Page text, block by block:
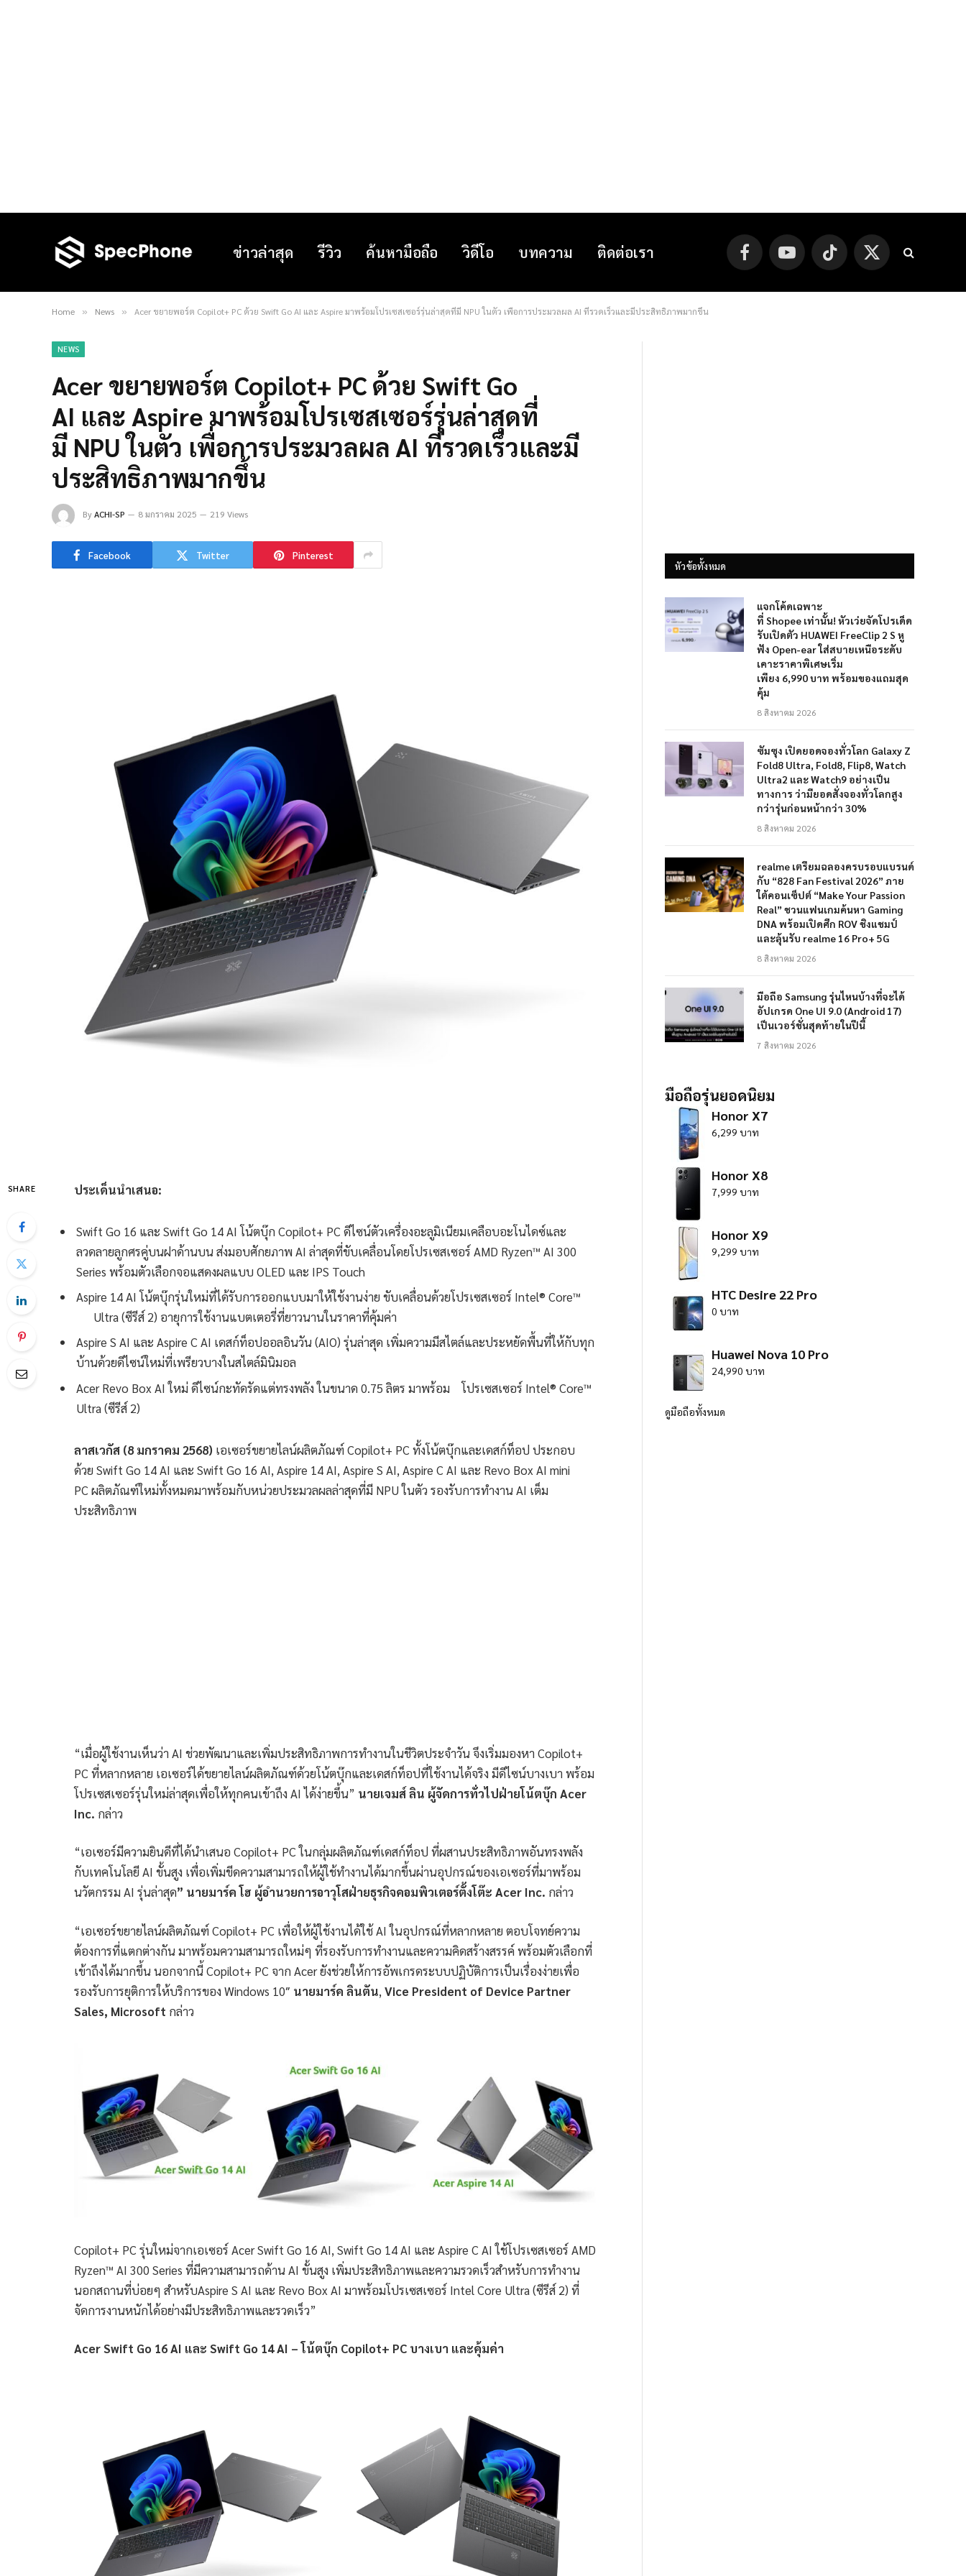
ข่าวล่าสุด รีวิว ค้นหามือถือ วิดีโอ บทความ ติดต่อเรา FacebookYouTube TikTok
X
(Twitter)
Home » News » Acer ขยายพอร์ต Copilot+ PC ด้วย Swift Go AI และ Aspire มาพร้อมโปรเซสเซอร์รุ่นล่าสุดที่มี NPU ในตัว เพื่อการประมวลผล AI ที่รวดเร็วและมีประสิทธิภาพมากขึ้น
NEWS
Acer ขยายพอร์ต Copilot+ PC ด้วย Swift Go
AI และ Aspire มาพร้อมโปรเซสเซอร์รุ่นล่าสุดที่
มี NPU ในตัว เพื่อการประมวลผล AI ที่รวดเร็วและมี
ประสิทธิภาพมากขึ้น
ByACHI-SP 8 มกราคม 2025 219 Views
Facebook Twitter Pinterest
SHARE ประเด็นนำเสนอ:
Swift Go 16 และ Swift Go 14 AI โน้ตบุ๊ก Copilot+ PC ดีไซน์ตัวเครื่องอะลูมิเนียมเคลือบอะโนไดซ์และ
ลวดลายลูกศรคู่บนฝาด้านบน ส่งมอบศักยภาพ AI ล่าสุดที่ขับเคลื่อนโดยโปรเซสเซอร์ AMD Ryzen™ AI 300
Series พร้อมตัวเลือกจอแสดงผลแบบ OLED และ IPS Touch
Aspire 14 AI โน้ตบุ๊กรุ่นใหม่ที่ได้รับการออกแบบมาให้ใช้งานง่าย ขับเคลื่อนด้วยโปรเซสเซอร์ Intel® Core™
Ultra (ซีรีส์ 2) อายุการใช้งานแบตเตอรี่ที่ยาวนานในราคาที่คุ้มค่า
Aspire S AI และ Aspire C AI เดสก์ท็อปออลอินวัน (AIO) รุ่นล่าสุด เพิ่มความมีสไตล์และประหยัดพื้นที่ให้กับทุก
บ้านด้วยดีไซน์ใหม่ที่เพรียวบางในสไตล์มินิมอล
Acer Revo Box AI ใหม่ ดีไซน์กะทัดรัดแต่ทรงพลัง ในขนาด 0.75 ลิตร มาพร้อม โปรเซสเซอร์ Intel® Core™
Ultra (ซีรีส์ 2)
ลาสเวกัส (8 มกราคม 2568) เอเซอร์ขยายไลน์ผลิตภัณฑ์ Copilot+ PC ทั้งโน้ตบุ๊กและเดสก์ท็อป ประกอบ
ด้วย Swift Go 14 AI และ Swift Go 16 AI, Aspire 14 AI, Aspire S AI, Aspire C AI และ Revo Box AI mini
PC ผลิตภัณฑ์ใหม่ทั้งหมดมาพร้อมกับหน่วยประมวลผลล่าสุดที่มี NPU ในตัว รองรับการทำงาน AI เต็ม
ประสิทธิภาพ
“เมื่อผู้ใช้งานเห็นว่า AI ช่วยพัฒนาและเพิ่มประสิทธิภาพการทำงานในชีวิตประจำวัน จึงเริ่มมองหา Copilot+
PC ที่หลากหลาย เอเซอร์ได้ขยายไลน์ผลิตภัณฑ์ด้วยโน้ตบุ๊กและเดสก์ท็อปที่ใช้งานได้จริง มีดีไซน์บางเบา พร้อม
โปรเซสเซอร์รุ่นใหม่ล่าสุดเพื่อให้ทุกคนเข้าถึง AI ได้ง่ายขึ้น” นายเจมส์ ลิน ผู้จัดการทั่วไปฝ่ายโน้ตบุ๊ก Acer
Inc. กล่าว
“เอเซอร์มีความยินดีที่ได้นำเสนอ Copilot+ PC ในกลุ่มผลิตภัณฑ์เดสก์ท็อป ที่ผสานประสิทธิภาพอันทรงพลัง
กับเทคโนโลยี AI ขั้นสูง เพื่อเพิ่มขีดความสามารถให้ผู้ใช้ทำงานได้มากขึ้นผ่านอุปกรณ์ของเอเซอร์ที่มาพร้อม
นวัตกรรม AI รุ่นล่าสุด” นายมาร์ค โฮ ผู้อำนวยการอาวุโสฝ่ายธุรกิจคอมพิวเตอร์ตั้งโต๊ะ Acer Inc. กล่าว
“เอเซอร์ขยายไลน์ผลิตภัณฑ์ Copilot+ PC เพื่อให้ผู้ใช้งานได้ใช้ AI ในอุปกรณ์ที่หลากหลาย ตอบโจทย์ความ
ต้องการที่แตกต่างกัน มาพร้อมความสามารถใหม่ๆ ที่รองรับการทำงานและความคิดสร้างสรรค์ พร้อมตัวเลือกที่
เข้าถึงได้มากขึ้น นอกจากนี้ Copilot+ PC จาก Acer ยังช่วยให้การอัพเกรดระบบปฏิบัติการเป็นเรื่องง่ายเพื่อ
รองรับการยุติการให้บริการของ Windows 10″ นายมาร์ค ลินตัน, Vice President of Device Partner
Sales, Microsoft กล่าว
Copilot+ PC รุ่นใหม่จากเอเซอร์ Acer Swift Go 16 AI, Swift Go 14 AI และ Aspire C AI ใช้โปรเซสเซอร์ AMD
Ryzen™ AI 300 Series ที่มีความสามารถด้าน AI ขั้นสูง เพิ่มประสิทธิภาพและความรวดเร็วสำหรับการทำงาน
นอกสถานที่บ่อยๆ สำหรับAspire S AI และ Revo Box AI มาพร้อมโปรเซสเซอร์ Intel Core Ultra (ซีรีส์ 2) ที่
จัดการงานหนักได้อย่างมีประสิทธิภาพและรวดเร็ว”
Acer Swift Go 16 AI และ Swift Go 14 AI – โน้ตบุ๊ก Copilot+ PC บางเบา และคุ้มค่า
หัวข้อทั้งหมด
แจกโค้ดเฉพาะ
ที่ Shopee เท่านั้น! หัวเว่ยจัดโปรเด็ด
รับเปิดตัว HUAWEI FreeClip 2 S หู
ฟัง Open-ear ใส่สบายเหนือระดับ
เคาะราคาพิเศษเริ่ม
เพียง 6,990 บาท พร้อมของแถมสุด
คุ้ม
8 สิงหาคม 2026
ซัมซุง เปิดยอดจองทั่วโลก Galaxy Z
Fold8 Ultra, Fold8, Flip8, Watch
Ultra2 และ Watch9 อย่างเป็น
ทางการ ว่ามียอดสั่งจองทั่วโลกสูง
กว่ารุ่นก่อนหน้ากว่า 30%
8 สิงหาคม 2026
realme เตรียมฉลองครบรอบแบรนด์
กับ “828 Fan Festival 2026” ภาย
ใต้คอนเซ็ปต์ “Make Your Passion
Real” ชวนแฟนเกมค้นหา Gaming
DNA พร้อมเปิดศึก ROV ชิงแชมป์
และลุ้นรับ realme 16 Pro+ 5G
8 สิงหาคม 2026
มือถือ Samsung รุ่นไหนบ้างที่จะได้
อัปเกรด One UI 9.0 (Android 17)
เป็นเวอร์ชั่นสุดท้ายในปีนี้
7 สิงหาคม 2026
มือถือรุ่นยอดนิยม
Honor X7
6,299 บาท
Honor X8
7,999 บาท
Honor X9
9,299 บาท
HTC Desire 22 Pro
0 บาท
Huawei Nova 10 Pro
24,990 บาท
ดูมือถือทั้งหมด